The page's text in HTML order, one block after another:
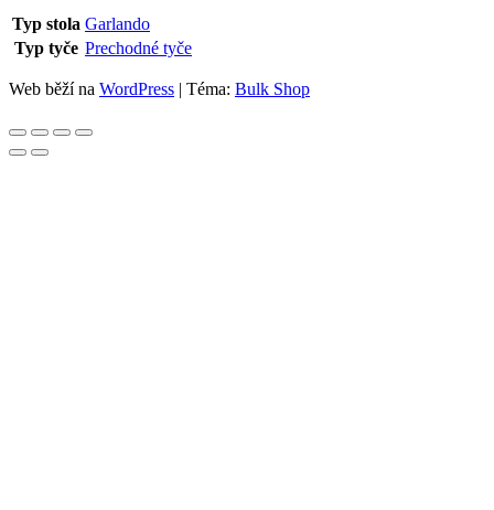
Typ stola Garlando
Typ tyče Prechodné tyče
Web běží na WordPress | Téma: Bulk Shop